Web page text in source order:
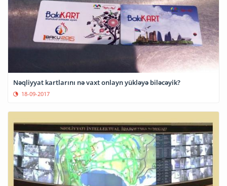
Nəqliyyat kartlarını nə vaxt onlayn yükləyə biləcəyik?
18-09-2017